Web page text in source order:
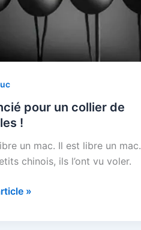
pour un collier de
!
un mac. Il est libre un mac.
chinois, ils l’ont vu voler.
»